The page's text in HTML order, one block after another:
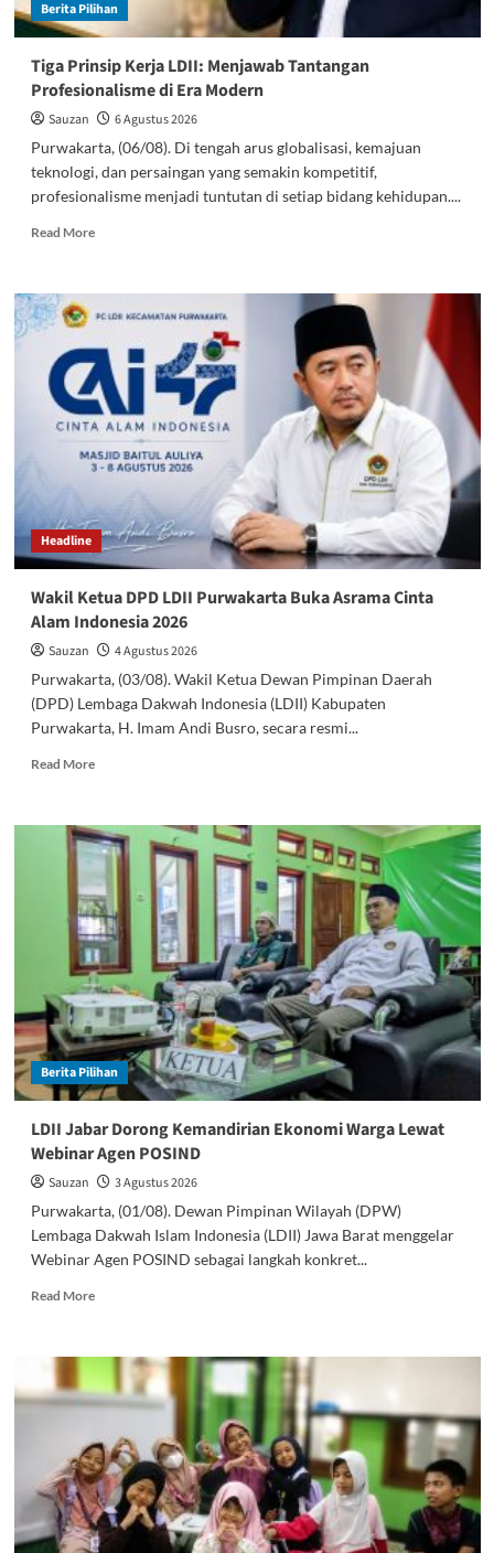
Berita Pilihan
Tiga Prinsip Kerja LDII: Menjawab Tantangan
Profesionalisme di Era Modern
Sauzan
6 Agustus 2026
Purwakarta, (06/08). Di tengah arus globalisasi, kemajuan
teknologi, dan persaingan yang semakin kompetitif,
profesionalisme menjadi tuntutan di setiap bidang kehidupan....
Read MoreRead
Tiga
Prinsip
LDII:
Menjawab
Tantangan
Profesionalisme
di
Era
Headline
Wakil Ketua DPD LDII Purwakarta Buka Asrama Cinta
Alam Indonesia 2026
Sauzan
4 Agustus 2026
Purwakarta, (03/08). Wakil Ketua Dewan Pimpinan Daerah
(DPD) Lembaga Dakwah Indonesia (LDII) Kabupaten
Purwakarta, H. Imam Andi Busro, secara resmi...
Read MoreRead
Wakil
Ketua
DPD
LDII
Purwakarta
Buka
Asrama
Cinta
Alam
Indonesia
2026
Berita Pilihan
LDII Jabar Dorong Kemandirian Ekonomi Warga Lewat
Webinar Agen POSIND
Sauzan
3 Agustus 2026
Purwakarta, (01/08). Dewan Pimpinan Wilayah (DPW)
Lembaga Dakwah Islam Indonesia (LDII) Jawa Barat menggelar
Webinar Agen POSIND sebagai langkah konkret...
Read MoreRead
LDII
Dorong
Ekonomi
Warga
Lewat
Webinar
Agen
POSIND